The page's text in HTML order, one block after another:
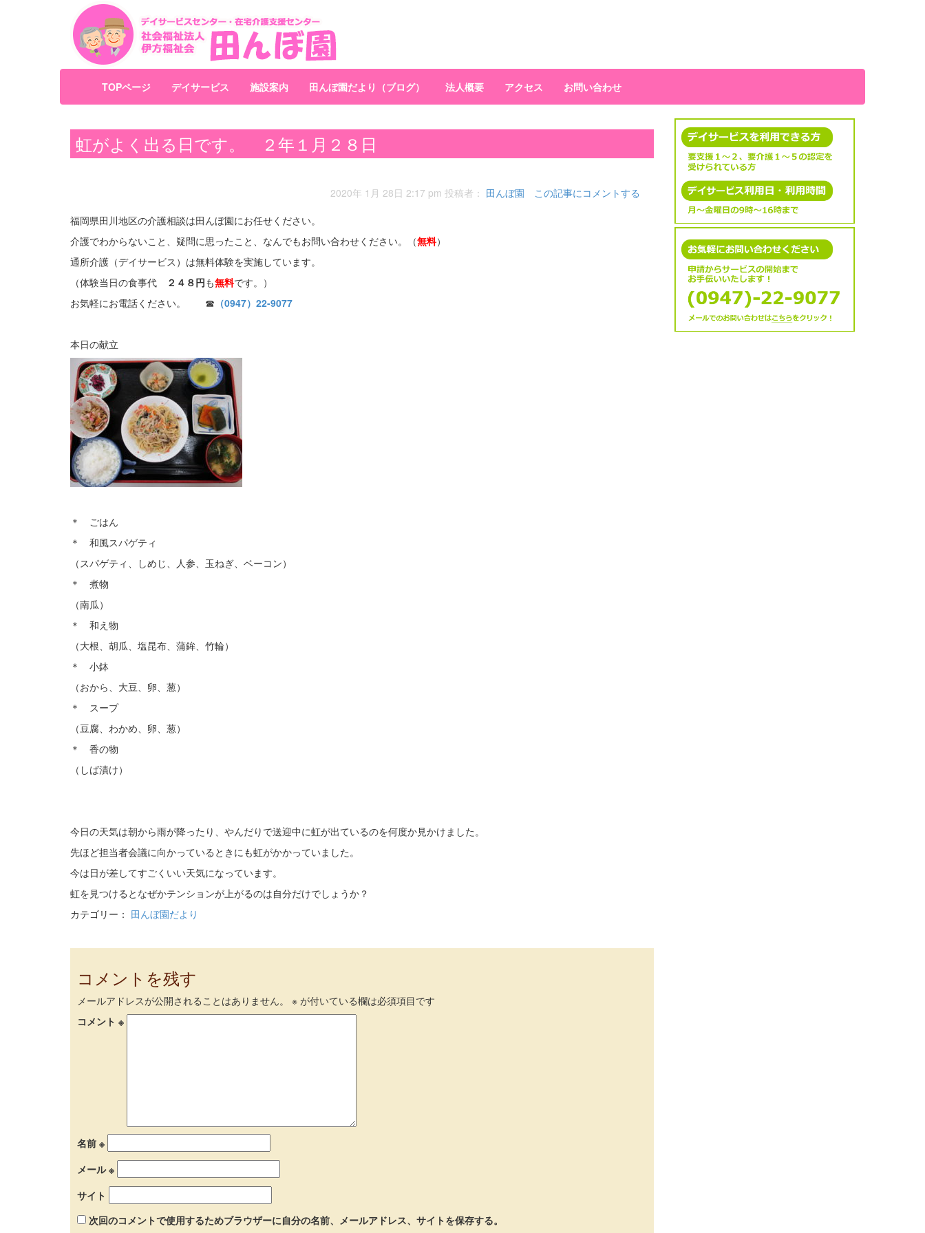
TOPページ デイサービス 施設案内 田んぼ園だより（ブログ） 法人概要 アクセス お問い合わせ
虹がよく出る日です。 ２年１月２８日
2020年 1月 28日 2:17 pm 投稿者： 田んぼ園
この記事にコメントする
福岡県田川地区の介護相談は田んぼ園にお任せください。
介護でわからないこと、疑問に思ったこと、なんでもお問い合わせください。（無料）
通所介護（デイサービス）は無料体験を実施しています。
（体験当日の食事代
２４８円も無料です。）
お気軽にお電話ください。 ☎ （0947）22-9077
本日の献立
＊ ごはん
＊ 和風スパゲティ
（スパゲティ、しめじ、人参、玉ねぎ、ベーコン）
＊ 煮物
（南瓜）
＊ 和え物
（大根、胡瓜、塩昆布、蒲鉾、竹輪）
＊ 小鉢
（おから、大豆、卵、葱）
＊ スープ
（豆腐、わかめ、卵、葱）
＊ 香の物
（しば漬け）
今日の天気は朝から雨が降ったり、やんだりで送迎中に虹が出ているのを何度か見かけました。
先ほど担当者会議に向かっているときにも虹がかかっていました。
今は日が差してすごくいい天気になっています。
虹を見つけるとなぜかテンションが上がるのは自分だけでしょうか？
カテゴリー： 田んぼ園だより
コメントを残す
メールアドレスが公開されることはありません。 ※ が付いている欄は必須項目です
コメント ※
名前 ※
メール※
サイト
次回のコメントで使用するためブラウザーに自分の名前、メールアドレス、サイトを保存する。